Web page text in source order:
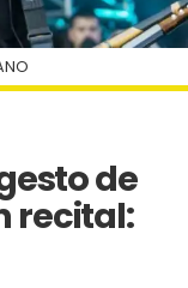
de
recital: